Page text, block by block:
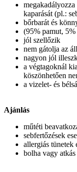
megakadályozza
kaparását (pl.:
bőrbarát és
(95% pamut, 5%
jól szellőzik​
nem gátolja az
nagyon jól
a végtagoknál
köszönhetően
a vizelet- és
Ajánlás
műtéti
sebfertőzések
allergiás tünetek
bolha vagy